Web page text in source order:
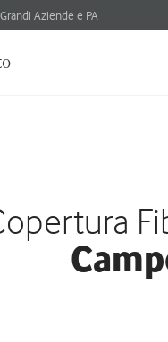
Grandi Aziende e PA